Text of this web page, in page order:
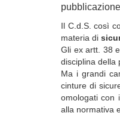
Il C.d.S. così
materia di
Gli ex artt. 38
disciplina della
Ma i grandi
cinture di
omologati con
alla normativa